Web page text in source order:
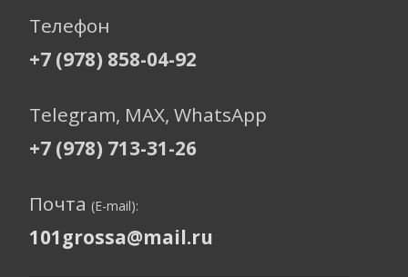
Телефон
+7 (978) 858-04-92
Telegram, МАХ, WhatsApp
+7 (978) 713-31-26
Почта (E-mail):
101grossa@mail.ru